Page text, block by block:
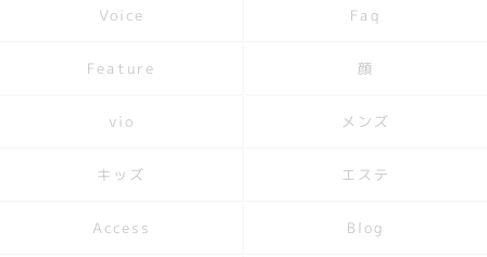
Voice Faq
Feature 顔
vio メンズ
キッズ エステ
Access Blog